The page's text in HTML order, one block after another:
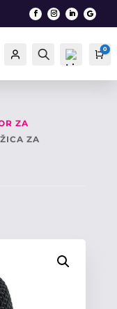
Račun Traži 0
ZA
ZA